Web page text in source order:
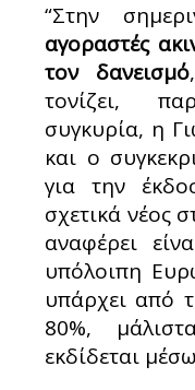
“Στην
αγοραστές
τον δανεισμό
τονίζει,
συγκυρία, η
και ο
για την
σχετικά νέος
αναφέρει
υπόλοιπη
υπάρχει από
80%,
εκδίδεται